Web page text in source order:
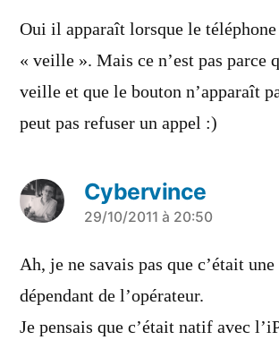
Oui il apparaît lorsque le téléphone
« veille ». Mais ce n’est pas parce
veille et que le bouton n’apparaît
peut pas refuser un appel :)
Cybervince
a
29/10/2011 à 20:50
Ah, je ne savais pas que c’était
dépendant de l’opérateur.
Je pensais que c’était natif avec